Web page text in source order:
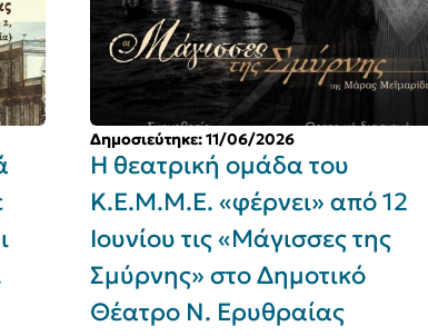
Δημοσιεύτηκε: 11/06/2026
Η θεατρική ομάδα του
Κ.Ε.Μ.Μ.Ε. «φέρνει» από 12
Ιουνίου τις «Μάγισσες της
Σμύρνης» στο Δημοτικό
Θέατρο Ν. Ερυθραίας